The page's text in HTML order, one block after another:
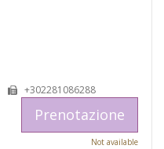
+302281086288
Prenotazione
Not available